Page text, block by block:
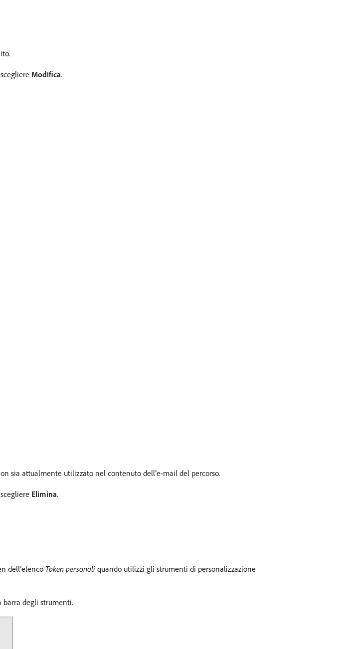
Modifica.
sia attualmente utilizzato nel contenuto dell’e-mail del percorso.
Elimina.
dell’elenco Token personali quando utilizzi gli strumenti di personalizzazione
barra degli strumenti.